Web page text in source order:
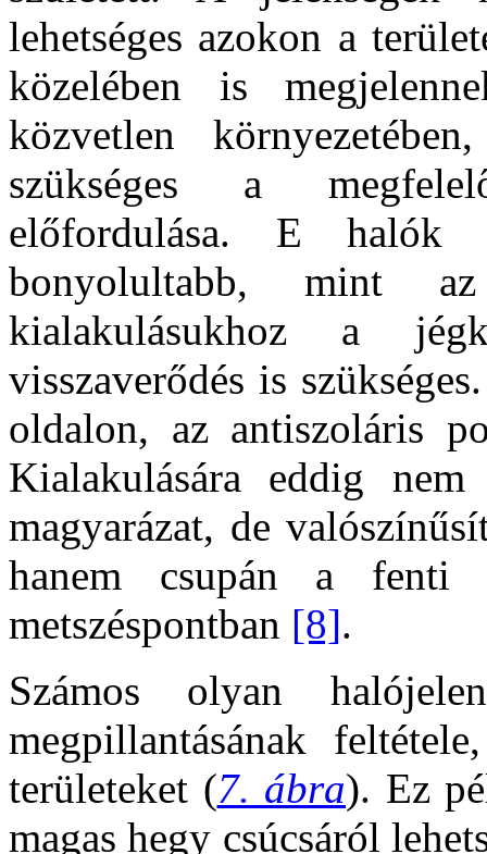
lehetséges azokon a
közelében is
közvetlen
szükséges a
előfordulása. E
bonyolultabb, mint
kialakulásukhoz a
visszaverődés is
oldalon, az antiszoláris
Kialakulására eddig nem
magyarázat, de
hanem csupán a
metszéspontban [8].
Számos olyan
megpillantásának
területeket (7. ábra). Ez
magas hegy csúcsáról